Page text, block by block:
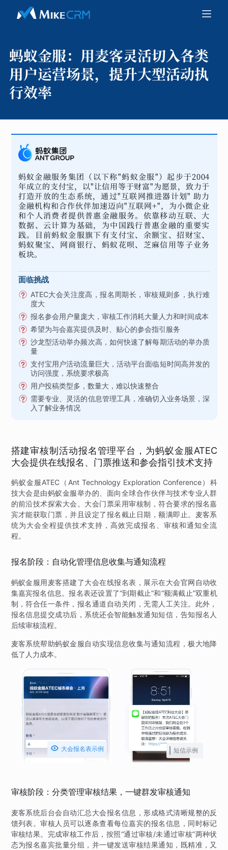
蚂蚁金服： 用麦客灵活切入各类
用户运营场景，提升大型活动执
行效率
蚂蚁金融服务集团（以下称"蚂蚁金服"）起步于2004
年成立的支付宝，以"让信用等于财富"为愿景，致力于
打造开放的生态系统，通过"互联网推进器计划" 助力
金融机构和合作伙伴加速迈向"互联网+"，为小微企业
和个人消费者提供普惠金融服务。依靠移动互联、大
数据、云计算为基础，为中国践行普惠金融的重要实
践。目前蚂蚁金服旗下有支付宝、余额宝、招财宝、
蚂蚁聚宝、网商银行、蚂蚁花呗、芝麻信用等子业务
板块。
面临挑战
ATEC大会关注度高，报名周期长，审核规则多，执行难
度大
报名参会用户量庞大，审核工作消耗大量人力和时间成本
希望为与会嘉宾提供及时、贴心的参会指引服务
沙龙型活动举办频次高，如何快速了解每期活动的举办质
量
支付宝用户活动流量巨大，活动平台面临短时间高并发的
访问强度，系统要求极高
用户投稿类型多，数量大，难以快速整合
需要专业、灵活的信息管理工具，准确切入业务场景，深
入了解业务情况
搭建审核制活动报名管理平台，为蚂蚁金服ATEC
大会提供在线报名、门票推送和参会指引技术支持
蚂蚁金服ATEC（Ant Technology Exploration Conference）科
技大会是由蚂蚁金服举办的、面向全球合作伙伴与技术专业人群
的前沿技术探索大会。大会门票采用审核制，符合要求的报名嘉
宾才能获取门票，并且设定了报名截止日期，额满即止。麦客系
统为大会全程提供技术支持，高效完成报名、审核和通知全流
程。
报名阶段：自动化管理信息收集与通知流程
蚂蚁金服用麦客搭建了大会在线报名表，展示在大会官网自动收
集嘉宾报名信息。报名表还设置了“到期截止”和“额满截止”双重机
制，符合任一条件，报名通道自动关闭，无需人工关注。此外，
报名信息提交成功后，系统还会智能触发通知短信，告知报名人
后续审核流程。
麦客系统帮助蚂蚁金服自动实现信息收集与通知流程，极大地降
低了人力成本。
 大会报名表示例 短信示例
审核阶段：分类管理审核结果，一键群发审核通知
麦客系统后台会自动汇总大会报名信息，形成格式清晰规整的反
馈列表。审核人员可以逐条查看每位嘉宾的报名信息，同时标记
审核结果。完成审核工作后，按照“通过审核/未通过审核”两种状
态为报名嘉宾批量分组，并一键发送审核结果通知，既精准，又